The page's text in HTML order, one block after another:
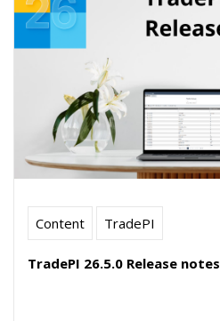
Content TradePI
TradePI 26.5.0 Release notes